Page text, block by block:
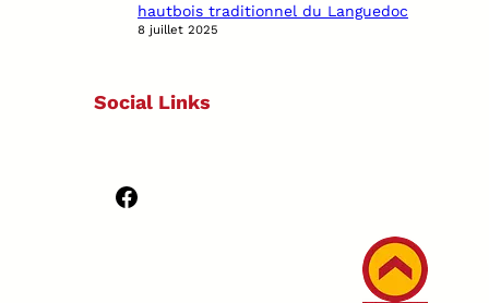
hautbois traditionnel du Languedoc
8 juillet 2025
Social Links
Facebook